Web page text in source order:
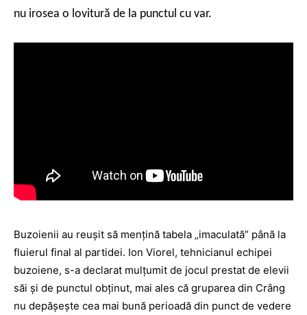
nu irosea o lovitură de la punctul cu var.
Buzoienii au reuşit să menţină tabela „imaculată” până la
fluierul final al partidei. Ion Viorel, tehnicianul echipei
buzoiene, s-a declarat mulţumit de jocul prestat de elevii
săi şi de punctul obţinut, mai ales că gruparea din Crâng
nu depăşeşte cea mai bună perioadă din punct de vedere